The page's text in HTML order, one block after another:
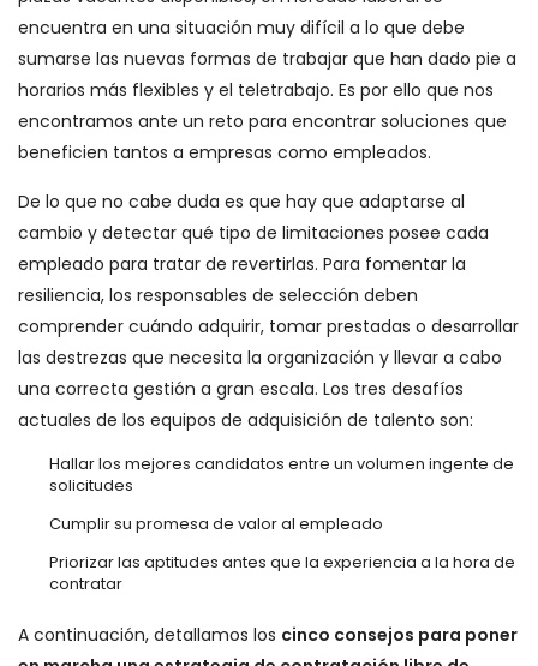
encuentra en una situación muy difícil a lo que debe
sumarse las nuevas formas de trabajar que han dado pie a
horarios más flexibles y el teletrabajo. Es por ello que nos
encontramos ante un reto para encontrar soluciones que
beneficien tantos a empresas como empleados.
De lo que no cabe duda es que hay que adaptarse al
cambio y detectar qué tipo de limitaciones posee cada
empleado para tratar de revertirlas. Para fomentar la
resiliencia, los responsables de selección deben
comprender cuándo adquirir, tomar prestadas o desarrollar
las destrezas que necesita la organización y llevar a cabo
una correcta gestión a gran escala. Los tres desafíos
actuales de los equipos de adquisición de talento son:
Hallar los mejores candidatos entre un volumen ingente de
solicitudes
Cumplir su promesa de valor al empleado
Priorizar las aptitudes antes que la experiencia a la hora de
contratar
A continuación, detallamos los cinco consejos para poner